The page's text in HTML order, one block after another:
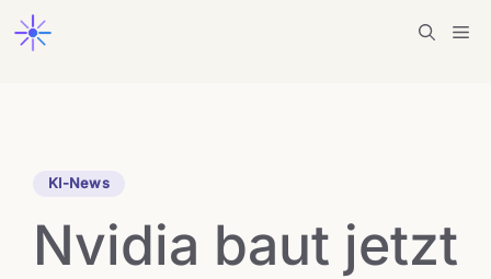
Zum
Inhalt
KI-News
Nvidia baut jetzt